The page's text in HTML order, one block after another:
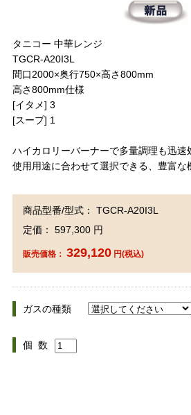
タニコー 中華レンジ
TGCR-A20I3L
間口2000×奥行750×高さ800mm
高さ800mm仕様
[イタメ] 3
[スープ] 1
ハイカロリーバーナーで多量調理も迅速
使用用途に合わせて選択できる、豊富な
商品型番/型式： TGCR-A20I3L
定価： 597,300 円
販売価格： 329,120円(税込)
ガスの種類
個 数